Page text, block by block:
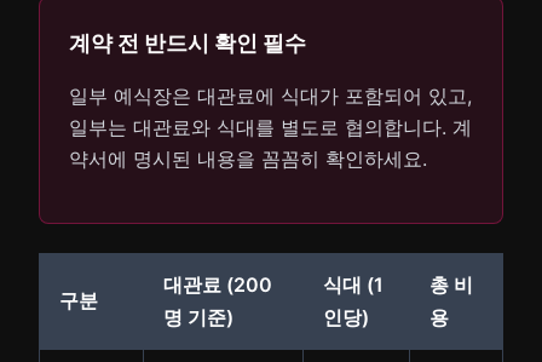
계약 전 반드시 확인 필수
일부 예식장은 대관료에 식대가 포함되어 있고,
일부는 대관료와 식대를 별도로 협의합니다. 계
약서에 명시된 내용을 꼼꼼히 확인하세요.
구분
대관료 (200
명 기준)
식대 (1
인당)
총 비
용